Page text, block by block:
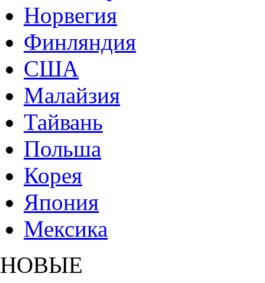
Норвегия
Финляндия
США
Малайзия
Тайвань
Польша
Корея
Япония
Мексика
НОВЫЕ